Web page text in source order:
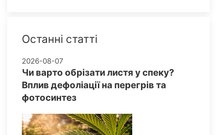
Останні статті
2026-08-07
Чи варто обрізати листя у спеку?
Вплив дефоліації на перегрів та
фотосинтез